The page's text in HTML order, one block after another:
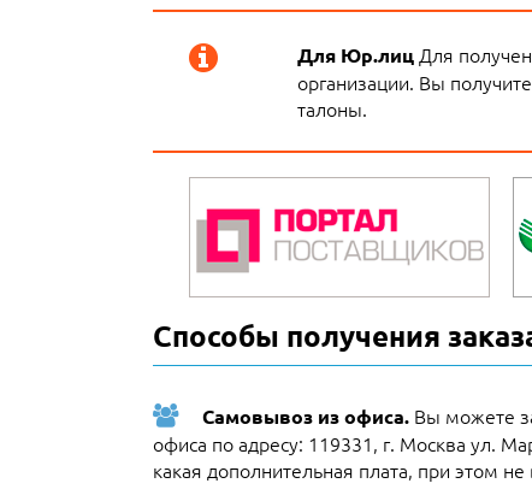
Для Юр.лицДля
организации. Вы
талоны.
Способы получения
Самовывоз из офиса. Вы можете
офиса по адресу: 119331, г. Москва ул.
какая дополнительная плата, при этом не